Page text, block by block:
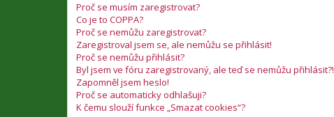
Proč se musím zaregistrovat?
Co je to COPPA?
Proč se nemůžu zaregistrovat?
Zaregistroval jsem se, ale nemůžu se přihlásit!
Proč se nemůžu přihlásit?
Byl jsem ve fóru zaregistrovaný, ale teď se nemůžu přihlásit?!
Zapomněl jsem heslo!
Proč se automaticky odhlašuji?
K čemu slouží funkce „Smazat cookies“?